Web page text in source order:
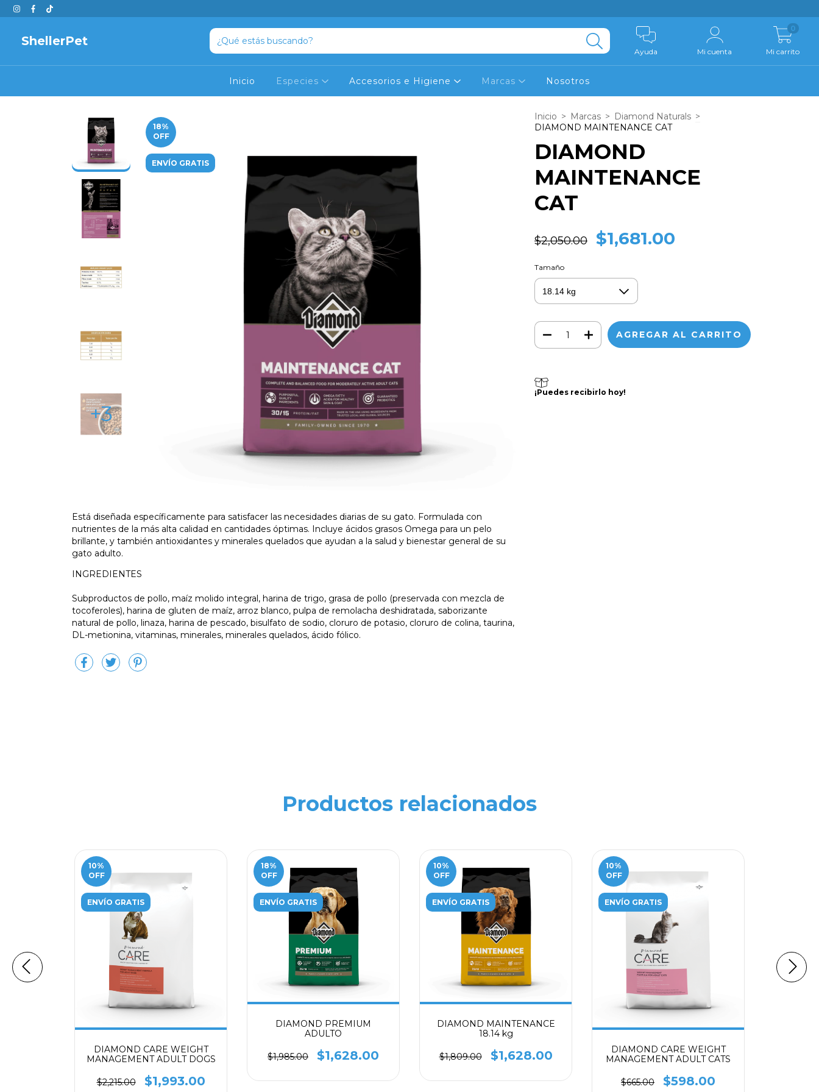
ShellerPet
Ayuda Mi cuenta Mi carrito
0
Inicio Especies Accesorios e Higiene Marcas Nosotros
+3
18%
OFF
ENVÍO GRATIS
Está diseñada específicamente para satisfacer las necesidades diarias de su gato. Formulada con
nutrientes de la más alta calidad en cantidades óptimas. Incluye ácidos grasos Omega para un pelo
brillante, y también antioxidantes y minerales quelados que ayudan a la salud y bienestar general de su
gato adulto.
INGREDIENTES
Subproductos de pollo, maíz molido integral, harina de trigo, grasa de pollo (preservada con mezcla de
tocoferoles), harina de gluten de maíz, arroz blanco, pulpa de remolacha deshidratada, saborizante
natural de pollo, linaza, harina de pescado, bisulfato de sodio, cloruro de potasio, cloruro de colina, taurina,
DL-metionina, vitaminas, minerales, minerales quelados, ácido fólico.
Inicio > Marcas > Diamond Naturals >
DIAMOND MAINTENANCE CAT
DIAMOND
MAINTENANCE
CAT
$2,050.00 $1,681.00
Tamaño
¡Puedes recibirlo hoy!
Productos relacionados
10%
OFF
ENVÍO GRATIS
DIAMOND CARE WEIGHT
MANAGEMENT ADULT DOGS
$2,215.00 $1,993.00
18%
OFF
ENVÍO GRATIS
DIAMOND PREMIUM
ADULTO
$1,985.00 $1,628.00
10%
OFF
ENVÍO GRATIS
DIAMOND MAINTENANCE
18.14 kg
$1,809.00 $1,628.00
10%
OFF
ENVÍO GRATIS
DIAMOND CARE WEIGHT
MANAGEMENT ADULT CATS
$665.00 $598.00